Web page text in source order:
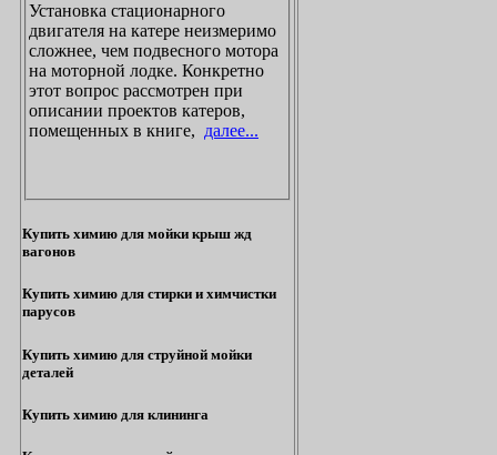
Установка стационарного
двигателя на катере неизмеримо
сложнее, чем подвесного мотора
на моторной лодке. Конкретно
этот вопрос рассмотрен при
описании проектов катеров,
помещенных в книге, далее...
Купить химию для мойки крыш жд
вагонов
Купить химию для стирки и химчистки
парусов
Купить химию для струйной мойки
деталей
Купить химию для клининга